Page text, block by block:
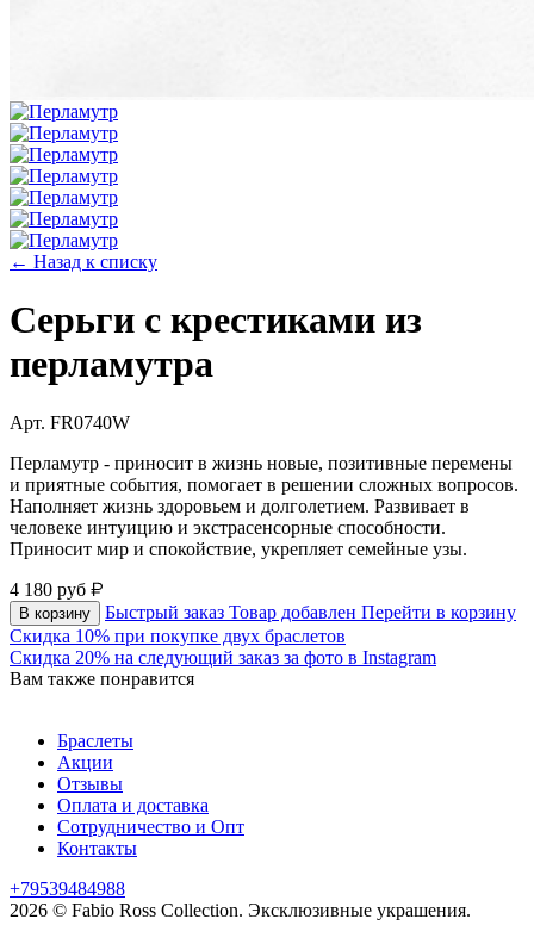
← Назад к списку
Серьги с крестиками из
перламутра
Арт. FR0740W
Перламутр - приносит в жизнь новые, позитивные перемены
и приятные события, помогает в решении сложных вопросов.
Наполняет жизнь здоровьем и долголетием. Развивает в
человеке интуицию и экстрасенсорные способности.
Приносит мир и спокойствие, укрепляет семейные узы.
4 180 руб
В корзину Быстрый заказ Товар добавлен Перейти в корзину
Скидка 10% при покупке двух браслетов
Скидка 20% на следующий заказ за фото в Instagram
Вам также понравится
Браслеты
Акции
Отзывы
Оплата и доставка
Сотрудничество и Опт
Контакты
+79539484988
2026 © Fabio Ross Collection. Эксклюзивные украшения.